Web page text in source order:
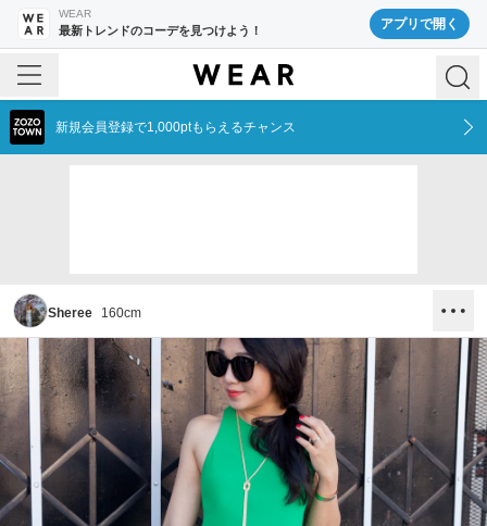
WEAR
最新トレンドのコーデを見つけよう！ アプリで開く
新規会員登録で1,000ptもらえるチャンス
Sheree 160cm